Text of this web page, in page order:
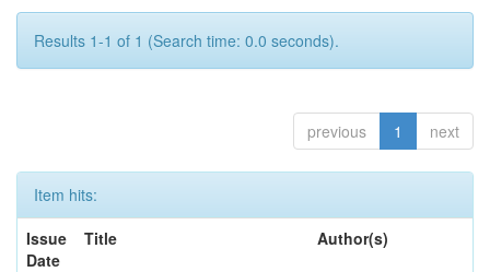
Results 1-1 of 1 (Search time: 0.0 seconds).
previous 1 next
Item hits:
Issue
Date
Title Author(s)